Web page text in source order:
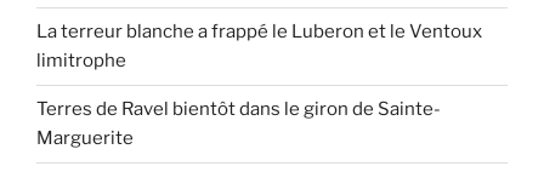
La terreur blanche a frappé le Luberon et le Ventoux
limitrophe
Terres de Ravel bientôt dans le giron de Sainte-
Marguerite